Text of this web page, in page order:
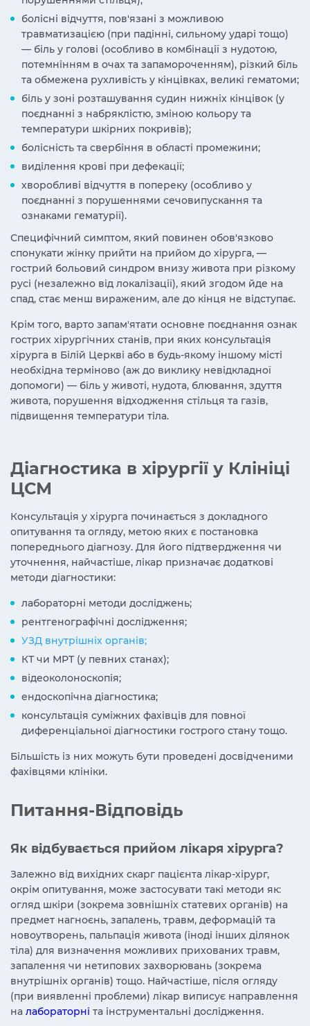
болісні відчуття, пов'язані з можливою
травматизацією (при падінні, сильному ударі тощо)
— біль у голові (особливо в комбінації з нудотою,
потемнінням в очах та запамороченням), різкий біль
та обмежена рухливість у кінцівках, великі гематоми;
біль у зоні розташування судин нижніх кінцівок (у
поєднанні з набряклістю, зміною кольору та
температури шкірних покривів);
болісність та свербіння в області промежини;
виділення крові при дефекації;
хворобливі відчуття в попереку (особливо у
поєднанні з порушеннями сечовипускання та
ознаками гематурії).
Специфічний симптом, який повинен обов'язково
спонукати жінку прийти на прийом до хірурга, —
гострий больовий синдром внизу живота при різкому
русі (незалежно від локалізації), який згодом йде на
спад, стає менш вираженим, але до кінця не відступає.
Крім того, варто запам'ятати основне поєднання ознак
гострих хірургічних станів, при яких консультація
хірурга в Білій Церкві або в будь-якому іншому місті
необхідна терміново (аж до виклику невідкладної
допомоги) — біль у животі, нудота, блювання, здуття
живота, порушення відходження стільця та газів,
підвищення температури тіла.
Діагностика в хірургії у Клініці
ЦСМ
Консультація у хірурга починається з докладного
опитування та огляду, метою яких є постановка
попереднього діагнозу. Для його підтвердження чи
уточнення, найчастіше, лікар призначає додаткові
методи діагностики:
лабораторні методи досліджень;
рентгенографічні дослідження;
УЗД внутрішніх органів;
КТ чи МРТ (у певних станах);
відеоколоноскопія;
ендоскопічна діагностика;
консультація суміжних фахівців для повної
диференціальної діагностики гострого стану тощо.
Більшість із них можуть бути проведені досвідченими
фахівцями клініки.
Питання-Відповідь
Як відбувається прийом лікаря хірурга?
Залежно від вихідних скарг пацієнта лікар-хірург,
окрім опитування, може застосувати такі методи як:
огляд шкіри (зокрема зовнішніх статевих органів) на
предмет нагноєнь, запалень, травм, деформацій та
новоутворень, пальпація живота (іноді інших ділянок
тіла) для визначення можливих прихованих травм,
запалення чи нетипових захворювань (зокрема
внутрішніх органів) тощо. Найчастіше, після огляду
(при виявленні проблеми) лікар виписує направлення
на лабораторні та інструментальні дослідження.